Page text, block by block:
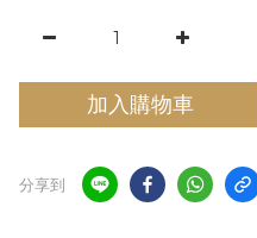
加入購物車
分享到